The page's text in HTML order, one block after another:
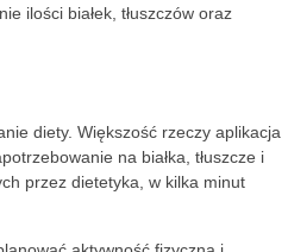
ilości białek, tłuszczów oraz
diety. Większość rzeczy aplikacja
na białka, tłuszcze i
przez dietetyka, w kilka minut